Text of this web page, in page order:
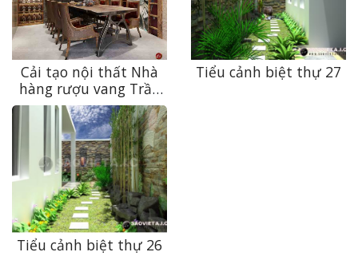
Cải tạo nội thất Nhà
hàng rượu vang Trần
Hưng Đạo độc đáo,
đẳng cấp
Tiểu cảnh biệt thự 27
Tiểu cảnh biệt thự 26